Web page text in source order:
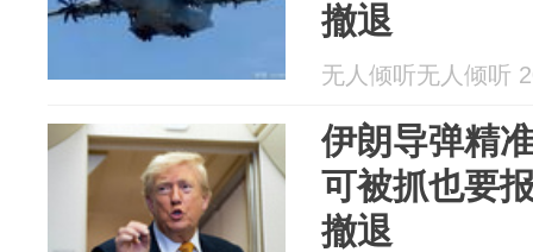
撤退
无人倾听无人倾听
伊朗导弹精
可被抓也要
撤退